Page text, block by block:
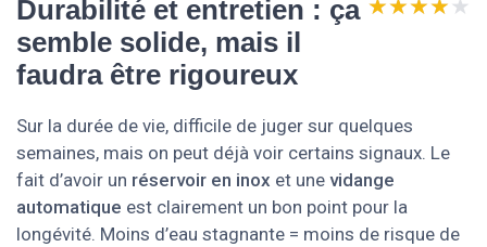
Durabilité et entretien : ça
semble solide, mais il
faudra être rigoureux
★★★★★
★★★★★
Sur la durée de vie, difficile de juger sur quelques
semaines, mais on peut déjà voir certains signaux. Le
fait d’avoir un réservoir en inox et une vidange
automatique est clairement un bon point pour la
longévité. Moins d’eau stagnante = moins de risque de